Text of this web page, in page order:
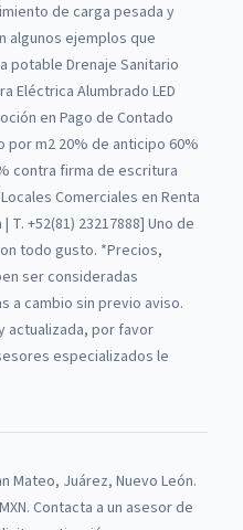
de carga pesada y
algunos ejemplos que
potable Drenaje Sanitario
Eléctrica Alumbrado LED
en Pago de Contado
por m2 20% de anticipo 60%
contra firma de escritura
Comerciales en Renta
+52(81) 23217888] Uno de
todo gusto. *Precios,
ser consideradas
a cambio sin previo aviso.
actualizada, por favor
especializados le
Mateo, Juárez, Nuevo León.
Contacta a un asesor de